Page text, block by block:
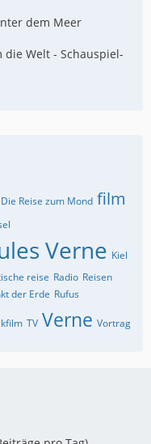
dem Meer
die Welt - Schauspiel-
Die Reise zum Mond film
Verne Kiel
reise Radio Reisen
der Erde Rufus
TV Verne Vortrag